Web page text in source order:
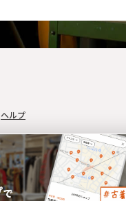
ヘルプ
利用規約
プライバシーポリシー
特定商取引法に基づく表記